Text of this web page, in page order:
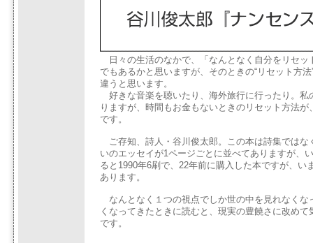
日々の生活のなかで、「なんとなく自分をリセッ
でもあるかと思いますが、そのときの“リセット方
違うと思います。
好きな音楽を聴いたり、海外旅行に行ったり。私
りますが、時間もお金もないときのリセット方法
です。
ご存知、詩人・谷川俊太郎。この本は詩集ではな
いのエッセイが1ページごとに並べてありますが、
ると1990年6刷で、22年前に購入した本ですが、い
あります。
なんとなく１つの視点でしか世の中を見れなくな
くなってきたときに読むと、現実の豊饒さに改め
です。